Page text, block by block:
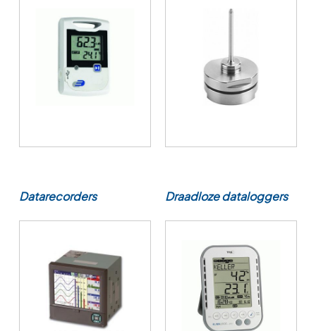
Datarecorders Draadloze dataloggers